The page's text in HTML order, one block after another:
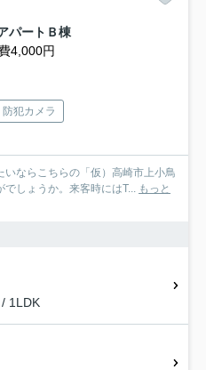
パートＢ棟
4,000円
防犯カメラ
ならこちらの「仮）高崎市上小鳥
しょうか。来客時にはT... もっと
1LDK